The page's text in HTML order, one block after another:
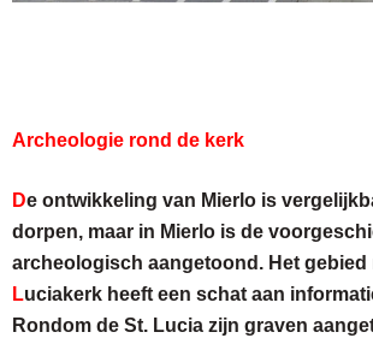
Archeologie rond de kerk
De ontwikkeling van Mierlo is
dorpen, maar in Mierlo is de
archeologisch aangetoond. Het gebied
Luciakerk heeft een schat aan
Rondom de St. Lucia zijn graven